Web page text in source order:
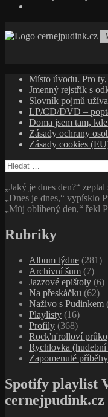
k
Místo úvodu. Pro
Jmenný rejstřík s
Slovník pojmů
LP/CD/DVD –
Doma jsem tam,
Zásady ochrany
Zásady cookies
Vyhledávání
„Jaký je dnes den?“ zeptal
„Dnes je dnes,“ vypísklo
„Můj oblíbený den,“ řekl
Rubriky
Album týdne (281)
Archivní šum (7)
Jazzové epištoly (6)
Na přeskáčku (62)
Naživo s Pudinkem
Playlisty (16)
Profily (368)
Rock'n'rolloví
Rychlovka
Zapomenuté příběhy
Spotify playlist
cernejpudink.cz